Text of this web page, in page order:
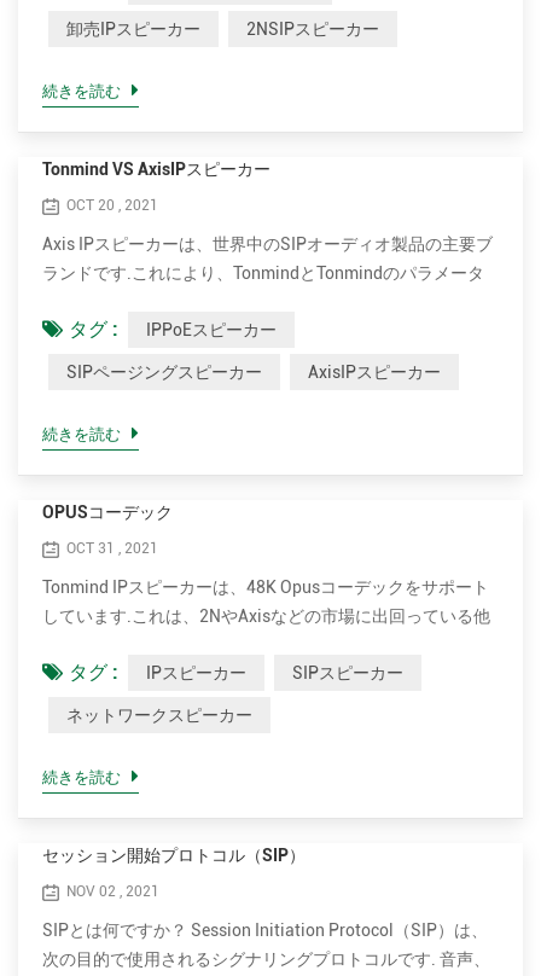
します. OPUS、MP1 / MP2 / MP3 ...など •クリアで大きな声
ーの価格はTonmindのものと比較して約3倍です. •より多く
のモデルから選択できます. Tonmind IPスピーカーには、さ
まざまな天井、壁掛け、ホーンタイプがあります. • お客様
めに、専門的で思慮深いサービスを提供することを目指して
います. •Tonmindは、10年以上...
卸売IPスピーカー 2NSIPスピーカー
続きを読む
Tonmind VS AxisIPスピーカー
OCT 20 , 2021
Axis IPスピーカーは、世界中のSIPオーディオ製品の主要ブ
ランドです.これにより、TonmindとTonmindのパラメータ
IPPoEスピーカーの利点. •より良い音質のために、より多く
のコーデックをサポートします. OPUS、MP1 / MP2 / MP3
高い. Axis IPスピーカーの卸売販売価格は、Tonmindのもの
と比較して約3倍です. • お客様志向. Tonmindは、フィール
ドパートナーが要件を満たすために、専門的で思慮深いサー
上のIPオーディオおよびビデオテクノロジーを備えた強力な
R & Dチームベースを...
タグ : IPPoEスピーカー
SIPページングスピーカー AxisIPスピーカー
続きを読む
OPUSコーデック
OCT 31 , 2021
Tonmind IPスピーカーは、48K Opusコーデックをサポート
しています.これは、2NやAxisなどの市場に出回っている他
は、非常に高い音質を確保しながら、帯域幅を大幅に削減で
きます. Opusは、Xiph.Org Foundationによって開発された
的なオーディオを単一の形式で効率的にコーディングするよ
うに設計されています. Opusは主に、Skypeの初期のインタ
ーネット通話用のSILK音声コーデックとXiph.orgのCELT音
ビデオ会議、ゲーム内チャット、およびその他のアプリケー
ション用にWebおよびオーディオストリームを介して音声を
送信するように...
タグ : IPスピーカー SIPスピーカー
ネットワークスピーカー
続きを読む
セッション開始プロトコル（SIP）
NOV 02 , 2021
SIPとは何ですか？ Session Initiation Protocol（SIP）は、
次の目的で使用されるシグナリングプロトコルです. 音声、